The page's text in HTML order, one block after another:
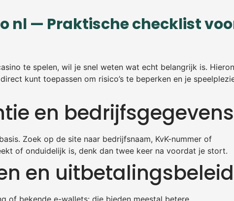
nl — Praktische checklist
te spelen, wil je snel weten wat echt belangrijk is.
kunt toepassen om risico’s te beperken en je
en bedrijfsgegevens
Zoek op de site naar bedrijfsnaam, KvK-nummer of
of onduidelijk is, denk dan twee keer na voordat je stort.
en uitbetalingsbeleid
of bekende e-wallets: die bieden meestal betere